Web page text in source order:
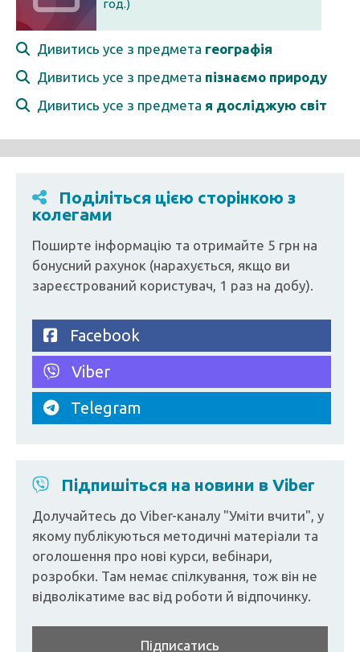
год.)
Дивитись усе з предмета географія
Дивитись усе з предмета пізнаємо природу
Дивитись усе з предмета я досліджую світ
Поділіться цією сторінкою з
колегами
Поширте інформацію та отримайте 5 грн на
бонусний рахунок (нарахується, якщо ви
зареєстрований користувач, 1 раз на добу).
Facebook
Viber
Telegram
Підпишіться на новини в Viber
Долучайтесь до Viber-каналу "Уміти вчити", у
якому публікуються методичні матеріали та
оголошення про нові курси, вебінари,
розробки. Там немає спілкування, тож він не
відволікатиме вас від роботи й відпочинку.
Підписатись